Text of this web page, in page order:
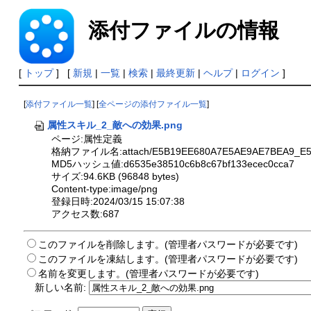
添付ファイルの情報
[ トップ] [ 新規 | 一覧| 検索| 最終更新| ヘルプ| ログイン ]
[添付ファイル一覧] [全ページの添付ファイル一覧]
属性スキル_2_敵への効果.png
ページ:属性定義
格納ファイル名:attach/
MD5ハッシュ値:d6535e38510c6b8c67bf133ecec0cca7
サイズ:94.6KB (96848 bytes)
Content-type:image/png
登録日時:2024/03/15 15:07:38
アクセス数:687
このファイルを削除します。(管理者パスワードが必要です)
このファイルを凍結します。(管理者パスワードが必要です)
名前を変更します。(管理者パスワードが必要です)
新しい名前: